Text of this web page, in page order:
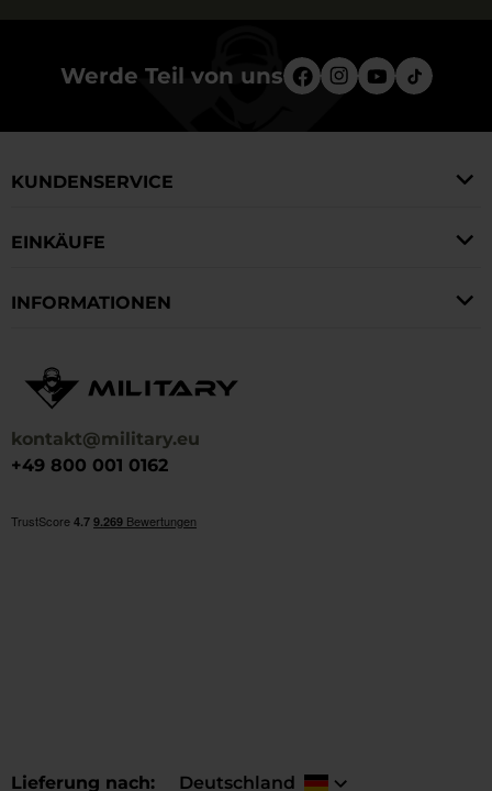
Werde Teil von uns
kontakt@military.eu
+49 800 001 0162
Lieferung nach Deutschland
KUNDENSERVICE
EINKÄUFE
INFORMATIONEN